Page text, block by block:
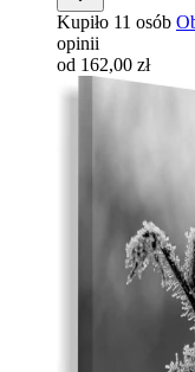
Kupiło 11 osób
opinii
od 162,00 zł